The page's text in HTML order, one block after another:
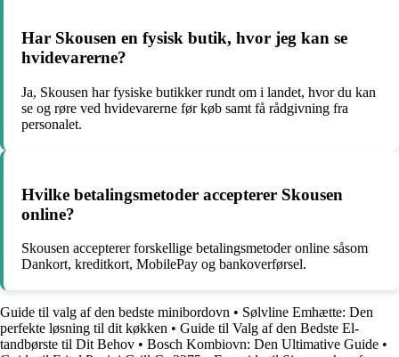
Har Skousen en fysisk butik, hvor jeg kan se
hvidevarerne?
Ja, Skousen har fysiske butikker rundt om i landet, hvor du kan
se og røre ved hvidevarerne før køb samt få rådgivning fra
personalet.
Hvilke betalingsmetoder accepterer Skousen
online?
Skousen accepterer forskellige betalingsmetoder online såsom
Dankort, kreditkort, MobilePay og bankoverførsel.
Guide til valg af den bedste minibordovn • Sølvline Emhætte: Den
perfekte løsning til dit køkken • Guide til Valg af den Bedste El-
tandbørste til Dit Behov • Bosch Kombiovn: Den Ultimative Guide •